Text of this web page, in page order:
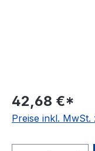
42,68 €*
Preise inkl.